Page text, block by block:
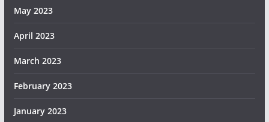
May 2023
April 2023
March 2023
February 2023
January 2023